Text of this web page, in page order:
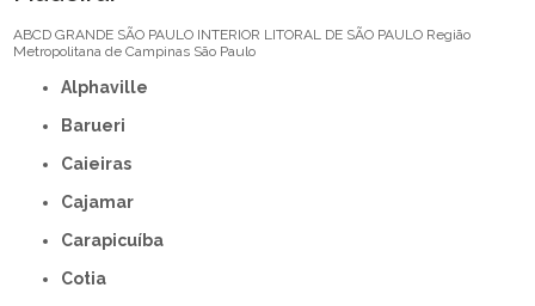
ABCD GRANDE SÃO PAULO INTERIOR LITORAL DE SÃO PAULO Região
Metropolitana de Campinas São Paulo
Alphaville
Barueri
Caieiras
Cajamar
Carapicuíba
Cotia